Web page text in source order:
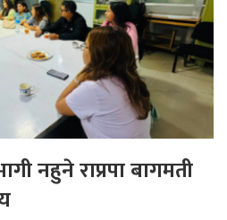
नहुने राप्रपा बागमती